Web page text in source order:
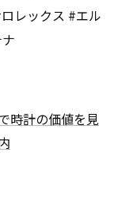
レックス #エル
時計の価値を見